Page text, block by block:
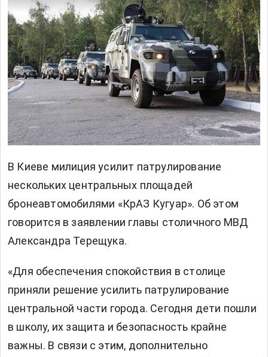
В Киеве милиция усилит патрулирование
нескольких центральных площадей
бронеавтомобилями «КрАЗ Кугуар». Об этом
говорится в заявлении главы столичного МВД
Александра Терещука.
«Для обеспечения спокойствия в столице
приняли решение усилить патрулирование
центральной части города. Сегодня дети пошли
в школу, их защита и безопасность крайне
важны. В связи с этим, дополнительно